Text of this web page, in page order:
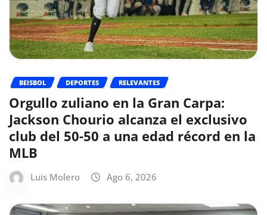
BEISBOL DEPORTES RELEVANTES
Orgullo zuliano en la Gran Carpa:
Jackson Chourio alcanza el exclusivo
club del 50-50 a una edad récord en la
MLB
Luis Molero Ago 6, 2026